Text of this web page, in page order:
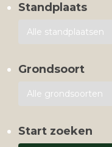
Standplaats
Grondsoort
Start zoeken